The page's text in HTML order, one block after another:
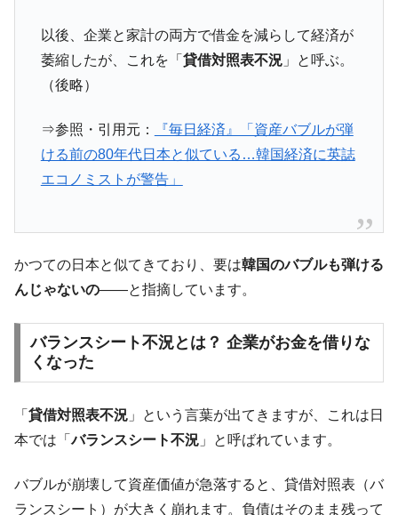
『Money1』
韓国･加徳島新国際空港「またも暗礁」の危
機 ⇒ 10.7兆では損が出るからできない。
『Money1』
発動！
『Money1』
IT産業は人を雇用する効果は低い。全産業の
半分未満しか雇用を生まない
のは政界の責任だ」
『Money1』
韓国「2026年1Q 資金循環統計」面白い結果
借入金が約8兆。信用格付け「ネガティブ」にダウン
『Money1』
Fact1
日本の誇る海洋資源調査船『白嶺』は先進技術の
塊！
府県とは？
Fact1 今話題の「楽天ライオンズ」とは？
以後、企業と家計の両方で借金を減らして経済が
萎縮したが、これを「 貸借対照表不況」と呼ぶ。
（後略）
⇒参照・引用元：
『毎日経済』「資産バブルが弾
ける前の80年代日本と似ている…韓国経済に英誌
エコノミストが警告」
かつての日本と似てきており、要は韓国のバブルも弾ける
んじゃないの――と指摘しています。
バランスシート不況とは？ 企業がお金を借りな
くなった
「 貸借対照表不況 」という言葉が出てきますが、これは日
本では「バランスシート不況 」と呼ばれています。
バブルが崩壊して資産価値が急落すると、貸借対照表（バ
ランスシート）が大きく崩れます。負債はそのまま残って